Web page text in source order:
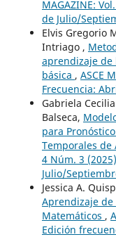
MAGAZINE:
de Julio/
Elvis Gregorio
Intriago ,
aprendizaje
básica , ASCE
Frecuencia:
Gabriela
Balseca,
para
Temporales de
4 Núm. 3
Julio/
Jessica A.
Aprendizaje de
Matemáticos ,
Edición